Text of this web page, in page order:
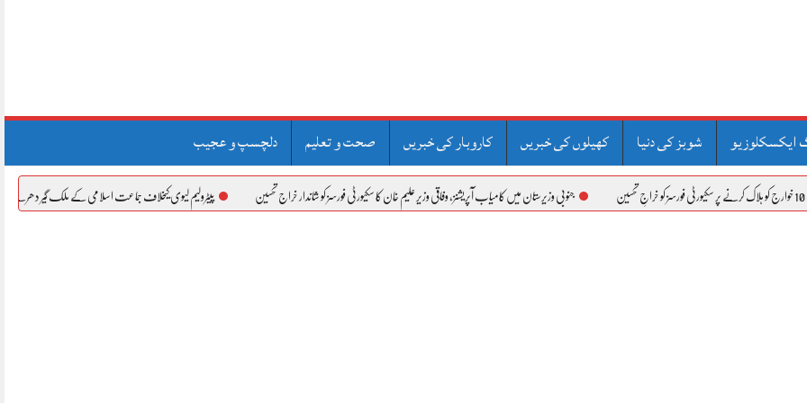
ایکسکلوزیو شوبز کی دنیا کھیلوں کی خبریں کاروبار کی خبریں صحت و تعلیم دلچسپ و عجیب
جنوبی وزیرستان میں کامیاب آپریشنز، وفاقی وزیر علیم خان کا سکیورٹی فورسز کو شاندار خراج تحسین پیٹرولیم لیوی کیخلاف جماعت اسلامی کے ملک گیر دھرنے، نیشنل ہائی وے بند